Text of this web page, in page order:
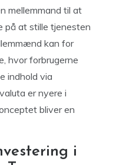
mellemmand til at
på at stille tjenesten
kan for
hvor forbrugerne
indhold via
er nyere i
bliver en
i